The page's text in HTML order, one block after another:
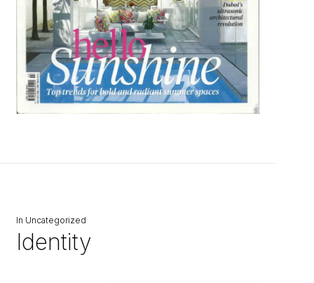
In Uncategorized
Identity